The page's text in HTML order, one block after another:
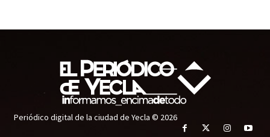
Periódico digital de la ciudad de Yecla © 2026